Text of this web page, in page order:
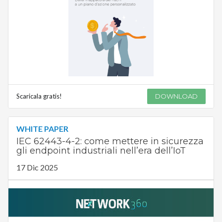
Scaricala gratis! DOWNLOAD
WHITE PAPER
IEC 62443-4-2: come mettere in sicurezza
gli endpoint industriali nell’era dell’IoT
17 Dic 2025